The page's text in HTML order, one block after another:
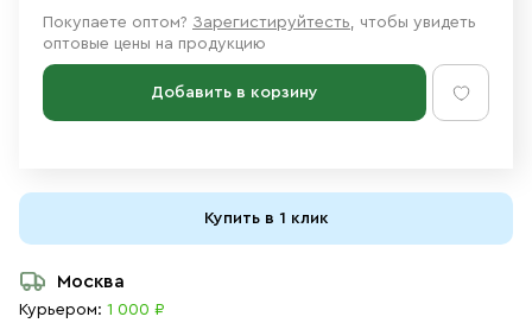
Покупаете оптом? Зарегистируйтесть, чтобы увидеть
оптовые цены на продукцию
Добавить в корзину
Купить в 1 клик
Москва
Курьером: 1 000 ₽